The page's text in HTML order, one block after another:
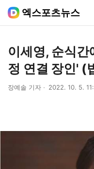
엑스포츠뉴스
이세영, 순식
정 연결 장인' (
장예솔 기자 2022. 10. 5.